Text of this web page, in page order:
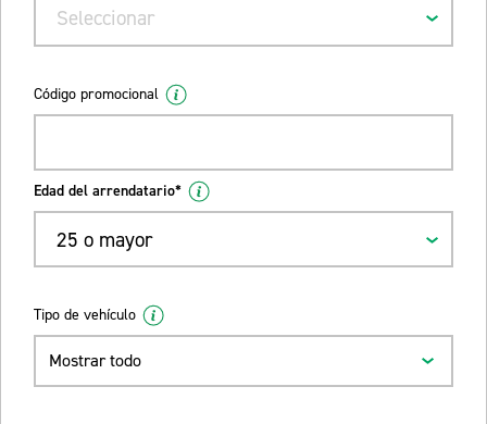
Seleccionar
Código promocional
Edad del arrendatario*
25 o mayor
Tipo de vehículo
Mostrar todo